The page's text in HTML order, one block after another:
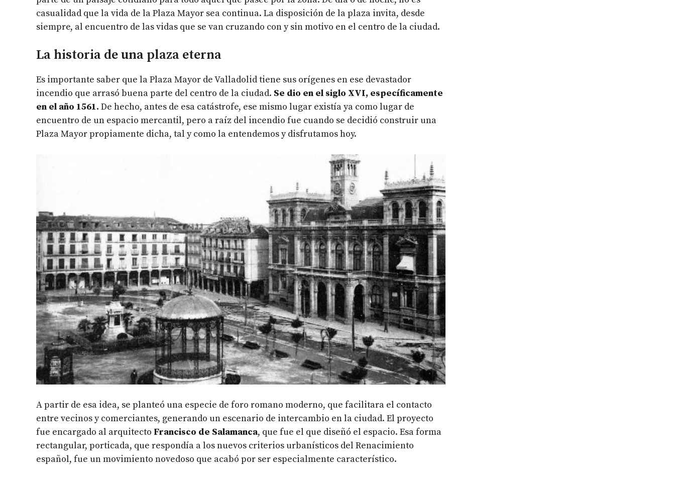
casualidad que la vida de la Plaza Mayor sea continua. La disposición de la plaza invita, desde
siempre, al encuentro de las vidas que se van cruzando con y sin motivo en el centro de la ciudad.
La historia de una plaza eterna
Es importante saber que la Plaza Mayor de Valladolid tiene sus orígenes en ese devastador
incendio que arrasó buena parte del centro de la ciudad. Se dio en el siglo XVI, específicamente
en el año 1561. De hecho, antes de esa catástrofe, ese mismo lugar existía ya como lugar de
encuentro de un espacio mercantil, pero a raíz del incendio fue cuando se decidió construir una
Plaza Mayor propiamente dicha, tal y como la entendemos y disfrutamos hoy.
A partir de esa idea, se planteó una especie de foro romano moderno, que facilitara el contacto
entre vecinos y comerciantes, generando un escenario de intercambio en la ciudad. El proyecto
fue encargado al arquitecto Francisco de Salamanca, que fue el que diseñó el espacio. Esa forma
rectangular, porticada, que respondía a los nuevos criterios urbanísticos del Renacimiento
español, fue un movimiento novedoso que acabó por ser especialmente característico.